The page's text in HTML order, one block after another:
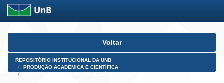
Skip
Voltar
REPOSITÓRIO INSTITUCIONAL DA UNB
PRODUÇÃO ACADÊMICA E CIENTÍFICA